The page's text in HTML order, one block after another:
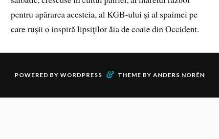
pentru apărarea acesteia, al KGB-ului şi al spaimei pe
care ruşii o inspiră lipsiţilor ăia de coaie din Occident.
POWERED BY WORDPRESS & THEME BY ANDERS NORÉN